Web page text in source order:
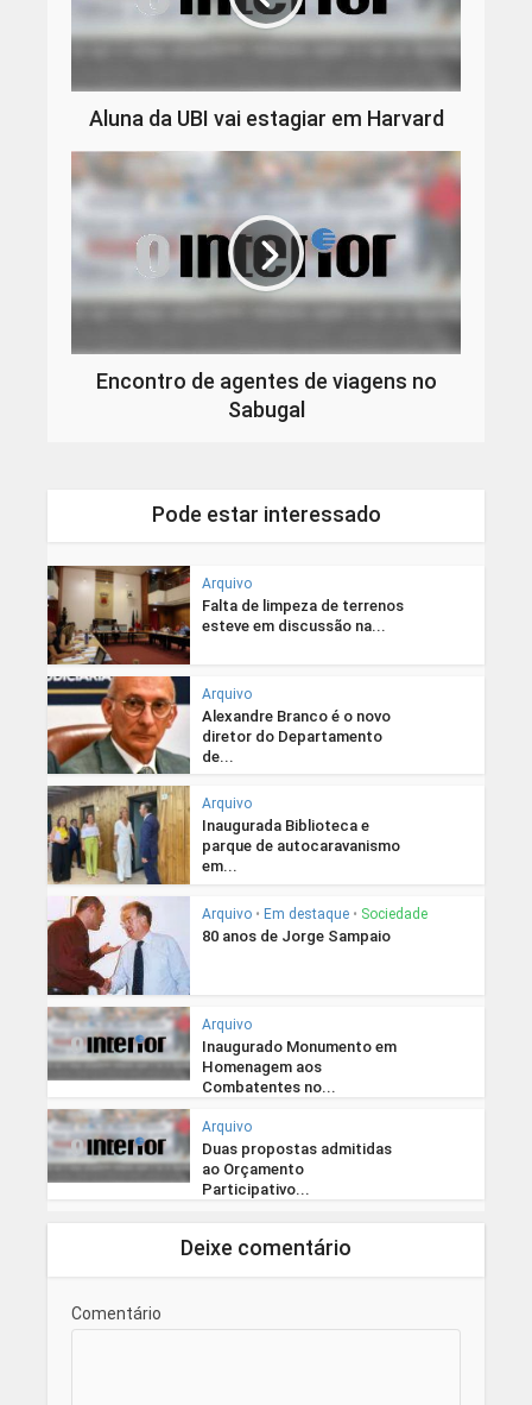
Aluna da UBI vai estagiar em Harvard
Encontro de agentes de viagens no
Sabugal
Pode estar interessado
Arquivo
Falta de limpeza de terrenos
esteve em discussão na...
Arquivo
Alexandre Branco é o novo
diretor do Departamento
de...
Arquivo
Inaugurada Biblioteca e
parque de autocaravanismo
em...
Arquivo • Em destaque • Sociedade
80 anos de Jorge Sampaio
Arquivo
Inaugurado Monumento em
Homenagem aos
Combatentes no...
Arquivo
Duas propostas admitidas
ao Orçamento
Participativo...
Deixe comentário
Comentário